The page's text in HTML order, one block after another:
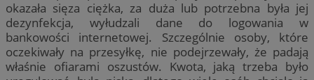
okazała sięza ciężka, za duża lub potrzebna była jej
dezynfekcja, wyłudzali dane do logowania w
bankowości internetowej. Szczególnie osoby, które
oczekiwały na przesyłkę, nie podejrzewały, że padają
właśnie ofiarami oszustów. Kwota, jaką trzeba było